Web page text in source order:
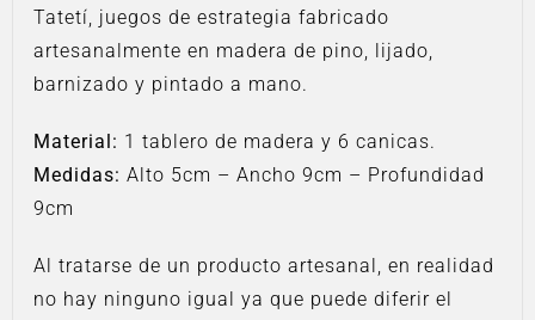
Tatetí, juegos de estrategia fabricado
artesanalmente en madera de pino, lijado,
barnizado y pintado a mano.
Material: 1 tablero de madera y 6 canicas.
Medidas: Alto 5cm – Ancho 9cm – Profundidad
9cm
Al tratarse de un producto artesanal, en realidad
no hay ninguno igual ya que puede diferir el